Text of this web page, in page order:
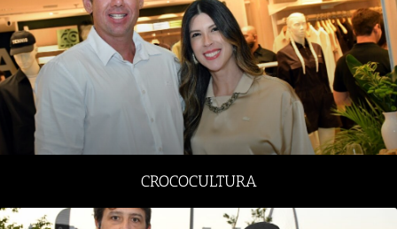
CROCOCULTURA